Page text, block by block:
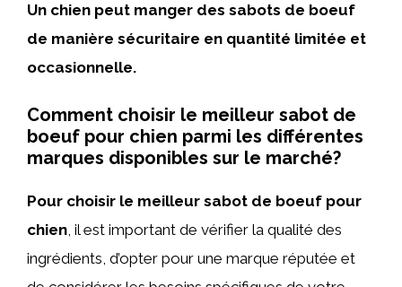
Un chien peut manger des sabots de boeuf
de manière sécuritaire en quantité limitée et
occasionnelle.
Comment choisir le meilleur sabot de
boeuf pour chien parmi les différentes
marques disponibles sur le marché?
Pour choisir le meilleur sabot de boeuf pour
chien, il est important de vérifier la qualité des
ingrédients, d’opter pour une marque réputée et